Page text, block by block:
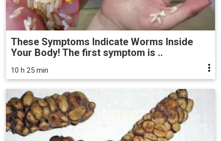
These Symptoms Indicate Worms Inside
Your Body! The first symptom is ..
10 h 25 min